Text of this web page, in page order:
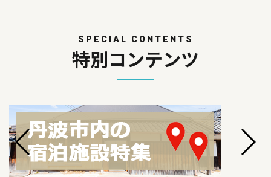
SPECIAL CONTENTS
特別コンテンツ